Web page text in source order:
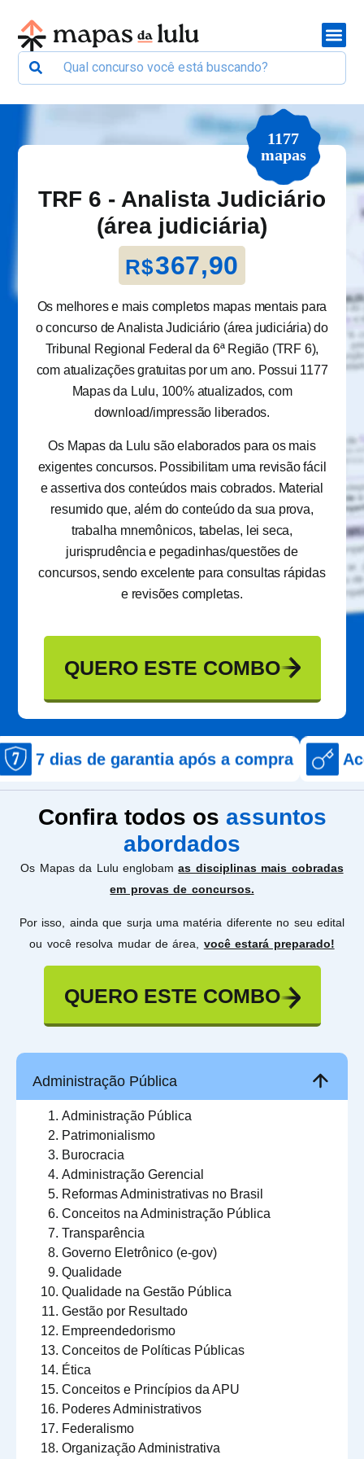
1177
mapas
TRF 6 - Analista Judiciário
(área judiciária)
R$367,90
Os melhores e mais completos mapas mentais para
o concurso de Analista Judiciário (área judiciária) do
Tribunal Regional Federal da 6ª Região (TRF 6),
com atualizações gratuitas por um ano. Possui 1177
Mapas da Lulu, 100% atualizados, com
download/impressão liberados.
Os Mapas da Lulu são elaborados para os mais
exigentes concursos. Possibilitam uma revisão fácil
e assertiva dos conteúdos mais cobrados. Material
resumido que, além do conteúdo da sua prova,
trabalha mnemônicos, tabelas, lei seca,
jurisprudência e pegadinhas/questões de
concursos, sendo excelente para consultas rápidas
e revisões completas.
QUERO ESTE COMBO
garantia após a compra Acesso
Confira todos os assuntos
abordados
Os Mapas da Lulu englobamas disciplinas mais cobradas
em provas de concursos.
Por isso, ainda que surja uma matéria diferente no seu edital
ou você resolva mudar de área, você estará preparado!
QUERO ESTE COMBO
Administração Pública
Administração Pública
Patrimonialismo
Burocracia
Administração Gerencial
Reformas Administrativas no Brasil
Conceitos na Administração Pública
Transparência
Governo Eletrônico (e-gov)
Qualidade
Qualidade na Gestão Pública
Gestão por Resultado
Empreendedorismo
Conceitos de Políticas Públicas
Ética
Conceitos e Princípios da APU
Poderes Administrativos
Federalismo
Organização Administrativa